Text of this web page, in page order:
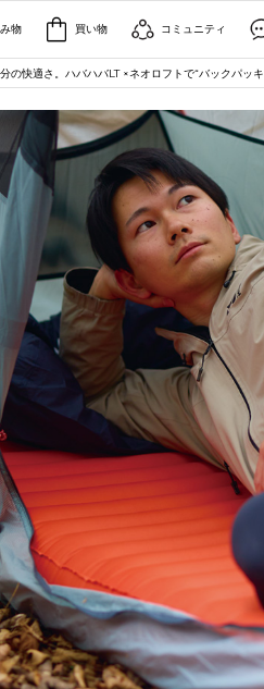
物 買い物 コミュニティ
の快適さ。ハバハバLT ×ネオロフトで“バックパッ